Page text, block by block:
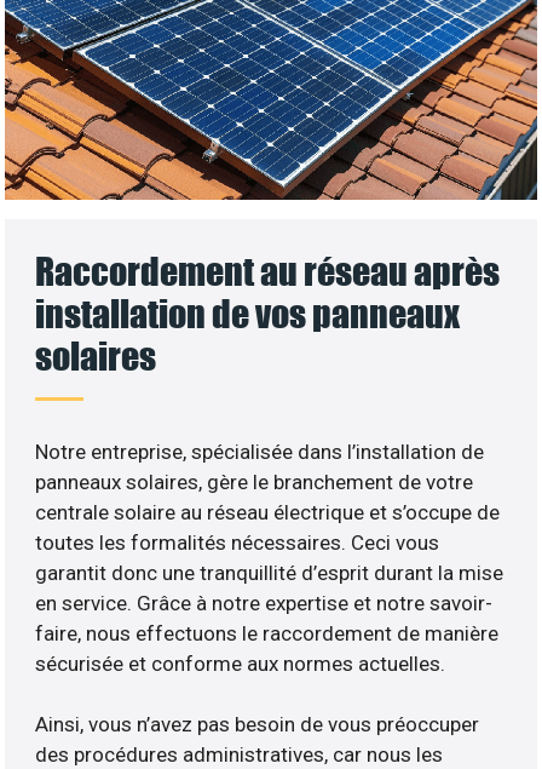
Raccordement au réseau après
installation de vos panneaux
solaires
Notre entreprise, spécialisée dans l’installation de
panneaux solaires, gère le branchement de votre
centrale solaire au réseau électrique et s’occupe de
toutes les formalités nécessaires. Ceci vous
garantit donc une tranquillité d’esprit durant la mise
en service. Grâce à notre expertise et notre savoir-
faire, nous effectuons le raccordement de manière
sécurisée et conforme aux normes actuelles.
Ainsi, vous n’avez pas besoin de vous préoccuper
des procédures administratives, car nous les